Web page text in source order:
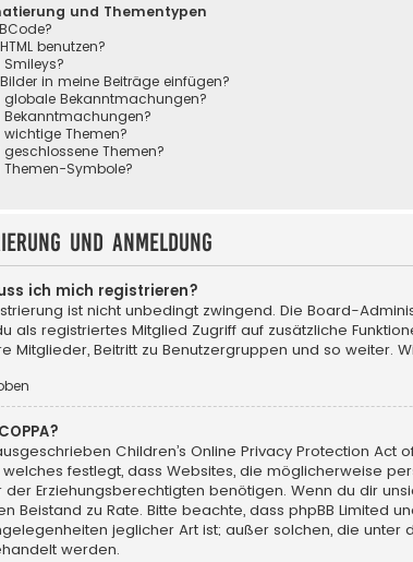
und Thementypen
benutzen?
in meine Beiträge einfügen?
Bekanntmachungen?
Themen?
Themen?
Symbole?
und Anmeldung
ich mich registrieren?
ist nicht unbedingt zwingend. Die Board-
als registriertes Mitglied Zugriff auf zusätzliche
Mitglieder, Beitritt zu Benutzergruppen und so weiter.
Children’s Online Privacy Protection
welches festlegt, dass Websites, die möglicherweise
Erziehungsberechtigten benötigen. Wenn du dir
Beistand zu Rate. Bitte beachte, dass phpBB Limited
jeglicher Art ist; außer solchen, die unter
werden.